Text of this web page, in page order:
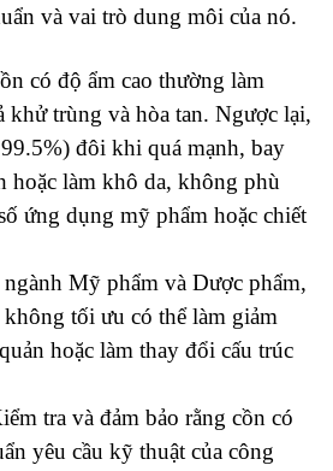
và vai trò dung môi của nó.
có độ ẩm cao thường làm
khử trùng và hòa tan. Ngược lại,
đôi khi quá mạnh, bay
hoặc làm khô da, không phù
ứng dụng mỹ phẩm hoặc chiết
Mỹ phẩm và Dược phẩm,
tối ưu có thể làm giảm
hoặc làm thay đổi cấu trúc
tra và đảm bảo rằng cồn có
yêu cầu kỹ thuật của công